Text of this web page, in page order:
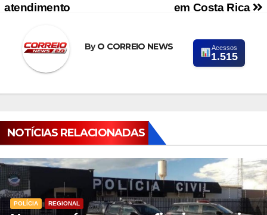
em Costa Rica
atendimento
ByO CORREIO NEWS Acessos
1.515
NOTÍCIAS RELACIONADAS
POLÍCIA REGIONAL